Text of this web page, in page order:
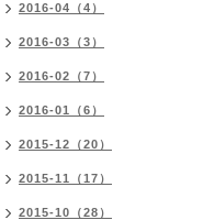
2016-04（4）
2016-03（3）
2016-02（7）
2016-01（6）
2015-12（20）
2015-11（17）
2015-10（28）